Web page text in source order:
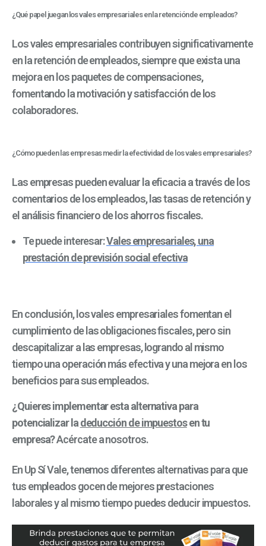
¿Qué papel juegan los vales empresariales en la retención de empleados?
Los vales empresariales contribuyen significativamente
en la retención de empleados, siempre que exista una
mejora en los paquetes de compensaciones,
fomentando la motivación y satisfacción de los
colaboradores.
¿Cómo pueden las empresas medir la efectividad de los vales empresariales?
Las empresas pueden evaluar la eficacia a través de los
comentarios de los empleados, las tasas de retención y
el análisis financiero de los ahorros fiscales.
Te puede interesar:Vales empresariales, una
prestación de previsión social efectiva
En conclusión, los vales empresariales fomentan el
cumplimiento de las obligaciones fiscales, pero sin
descapitalizar a las empresas, logrando al mismo
tiempo una operación más efectiva y una mejora en los
beneficios para sus empleados.
¿Quieres implementar esta alternativa para
potencializar ladeducción de impuestosen tu
empresa?Acércate a nosotros.
En Up Sí Vale, tenemos diferentes alternativas para que
tus empleados gocen de mejores prestaciones
laborales y al mismo tiempo puedes deducir impuestos.